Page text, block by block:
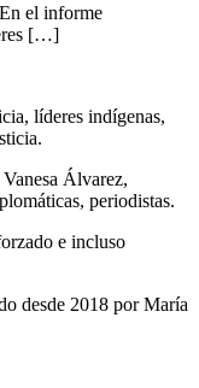
el informe
[…]
líderes indígenas,
Álvarez,
periodistas.
e incluso
desde 2018 por María